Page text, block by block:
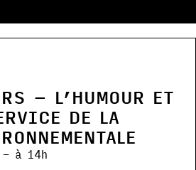
– L’HUMOUR ET
DE LA
- à 14h